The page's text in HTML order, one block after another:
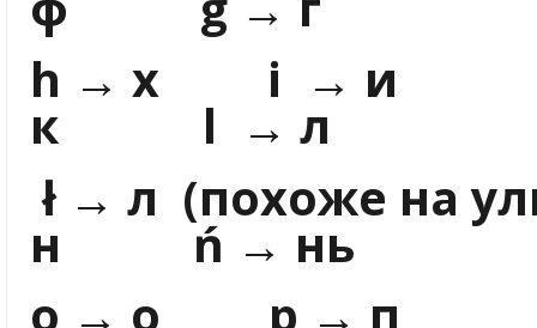
h → х i →
к l → л
ł → л (похоже
н ń → нь
o → о p